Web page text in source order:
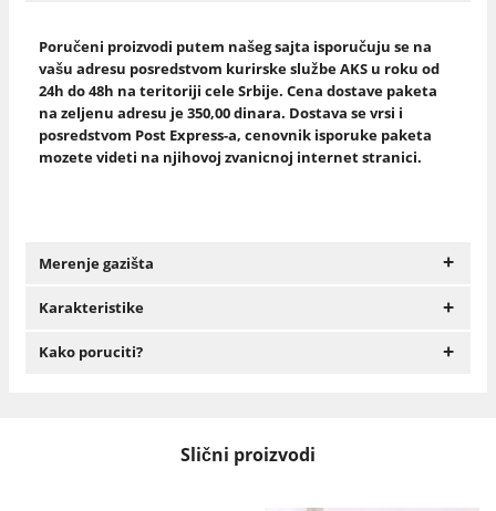
Poručeni proizvodi putem našeg sajta isporučuju se na
vašu adresu posredstvom kurirske službe AKS u roku od
24h do 48h na teritoriji cele Srbije. Cena dostave paketa
na zeljenu adresu je 350,00 dinara. Dostava se vrsi i
posredstvom Post Express-a, cenovnik isporuke paketa
mozete videti na njihovoj zvanicnoj internet stranici.
Merenje gazišta +
Karakteristike +
Kako poruciti? +
Slični proizvodi